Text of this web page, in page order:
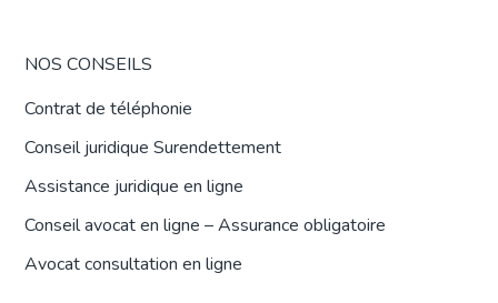
NOS CONSEILS
Contrat de téléphonie
Conseil juridique Surendettement
Assistance juridique en ligne
Conseil avocat en ligne – Assurance obligatoire
Avocat consultation en ligne